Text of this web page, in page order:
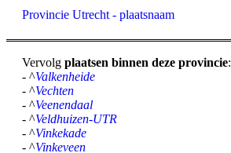
Provincie Utrecht - plaatsnaam
Vervolg plaatsen binnen deze provincie:
- ^Valkenheide
- ^Vechten
- ^Veenendaal
- ^Veldhuizen-UTR
- ^Vinkekade
- ^Vinkeveen